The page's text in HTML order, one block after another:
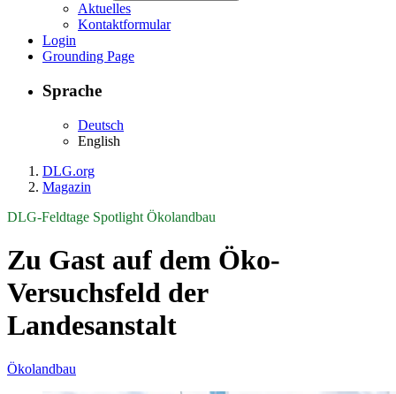
Aktuelles
Kontaktformular
Login
Grounding Page
Sprache
Deutsch
English
DLG.org
Magazin
DLG-Feldtage Spotlight Ökolandbau
Zu Gast auf dem Öko-
Versuchsfeld der
Landesanstalt
Ökolandbau